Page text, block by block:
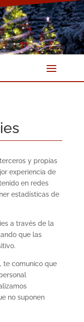
y propias
experiencia de
en redes
estadísticas de
a través de la
que las
te comunico que
no suponen